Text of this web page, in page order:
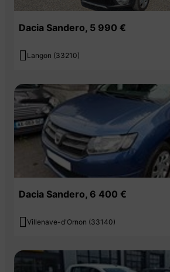
Dacia Sandero, 5 990 €
 Langon (33210)
Dacia Sandero, 6 400 €
 Villenave-d'Ornon (33140)